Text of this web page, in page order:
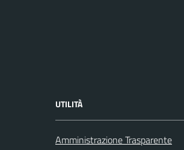
UTILITÀ
Amministrazione Trasparente